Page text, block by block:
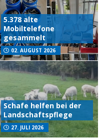
5.378 alte
Mobiltelefone
gesammelt
02. AUGUST 2026
Schafe helfen bei der
Landschaftspflege
27. JULI 2026